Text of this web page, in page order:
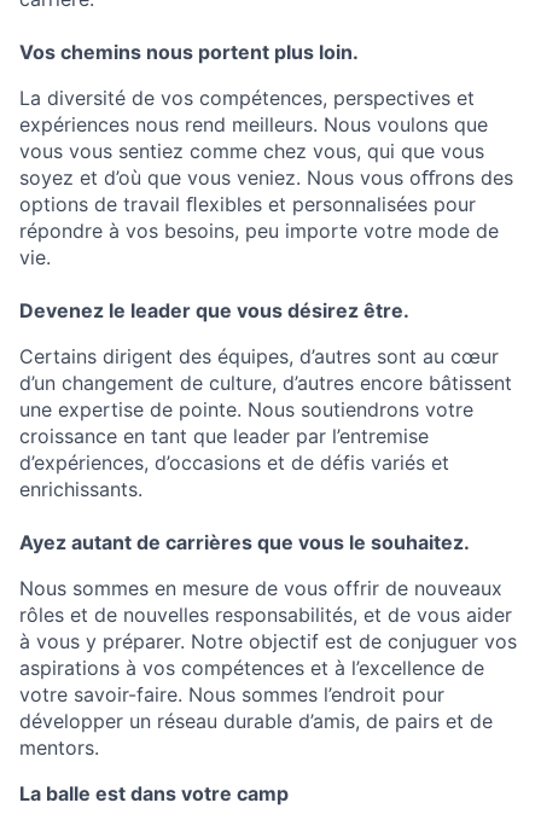
Vos chemins nous portent plus loin.
La diversité de vos compétences, perspectives et
expériences nous rend meilleurs. Nous voulons que
vous vous sentiez comme chez vous, qui que vous
soyez et d’où que vous veniez. Nous vous oﬀrons des
options de travail ﬂexibles et personnalisées pour
répondre à vos besoins, peu importe votre mode de
vie.
Devenez le leader que vous désirez être.
Certains dirigent des équipes, d’autres sont au cœur
d’un changement de culture, d’autres encore bâtissent
une expertise de pointe. Nous soutiendrons votre
croissance en tant que leader par l’entremise
d’expériences, d’occasions et de défis variés et
enrichissants.
Ayez autant de carrières que vous le souhaitez.
Nous sommes en mesure de vous offrir de nouveaux
rôles et de nouvelles responsabilités, et de vous aider
à vous y préparer. Notre objectif est de conjuguer vos
aspirations à vos compétences et à l’excellence de
votre savoir-faire. Nous sommes l’endroit pour
développer un réseau durable d’amis, de pairs et de
mentors.
La balle est dans votre camp